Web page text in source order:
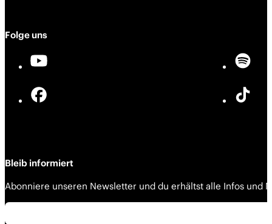
Folge uns
Bleib informiert
Abonniere unseren Newsletter und du erhältst alle Infos und